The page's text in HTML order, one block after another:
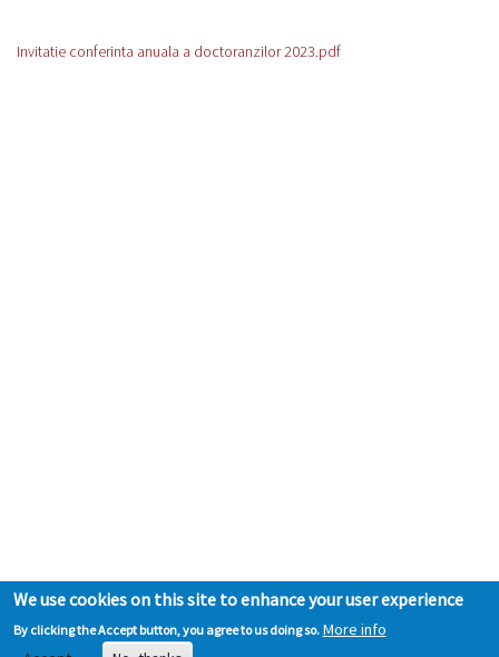
Invitatie conferinta anuala a doctoranzilor 2023.pdf
We use cookies on this site to enhance your user experience
By clicking the Accept button, you agree to us doing so. More info